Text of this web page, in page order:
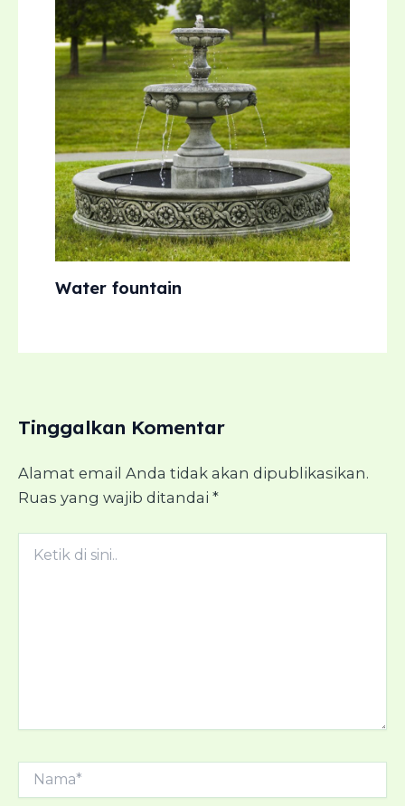
Water fountain
Tinggalkan Komentar
Alamat email Anda tidak akan dipublikasikan.
Ruas yang wajib ditandai *